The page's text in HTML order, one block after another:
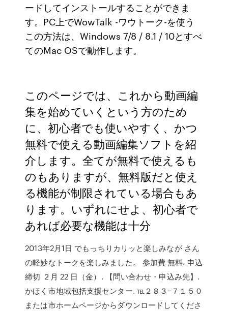
ードしてインストールすることができま
す。PC上でWowTalk -ワウトーク-を使う
この方法は、Windows 7/8 / 8.1 / 10とすべ
てのMac OSで動作します。
このページでは、これから動画編
集を始めていくという方のため
に、初心者でも使いやすく、かつ
無料で使える動画編集ソフトを紹
介します。全てが無料で使えるも
のもありますが、無料版だと使え
る機能が制限されている場合もあ
ります。いずれにせよ、初心者で
あれば必要な機能は十分
2013年2月1日 でもっちりカリッと楽しみなが さん
の軽妙なトークを楽しみました。 参加費 無料. 申込
締切 ２月 22 日（金）. 【問い合わせ・申込み先】.
かほく市地域包括支援センター. ℡２８３−７１５０
または市ホームページからダウンロードしてくださ